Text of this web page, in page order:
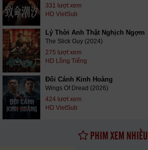
331 lượt xem
HD VietSub
Lý Thời Anh Thật Nghịch Ngợm
The Slick Guy (2024)
275 lượt xem
HD Lồng Tiếng
Đôi Cánh Kinh Hoàng
Wings Of Dread (2026)
424 lượt xem
HD VietSub
PHIM XEM NHIỀU